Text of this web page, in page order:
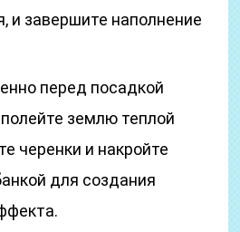
и завершите наполнение
перед посадкой
землю теплой
черенки и накройте
для создания